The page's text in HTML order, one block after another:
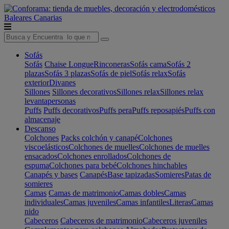
Baleares Canarias
Sofás
Sofás Chaise LongueRinconerasSofás camaSofás 2
plazasSofás 3 plazasSofás de pielSofás relaxSofás
exteriorDivanes
Sillones Sillones decorativosSillones relaxSillones relax
levantapersonas
Puffs Puffs decorativosPuffs peraPuffs reposapiésPuffs con
almacenaje
Descanso
Colchones Packs colchón y canapéColchones
viscoelásticosColchones de muellesColchones de muelles
ensacadosColchones enrolladosColchones de
espumaColchones para bebéColchones hinchables
Canapés y bases CanapésBase tapizadasSomieresPatas de
somieres
Camas Camas de matrimonioCamas doblesCamas
individualesCamas juvenilesCamas infantilesLiterasCamas
nido
Cabeceros Cabeceros de matrimonioCabeceros juveniles